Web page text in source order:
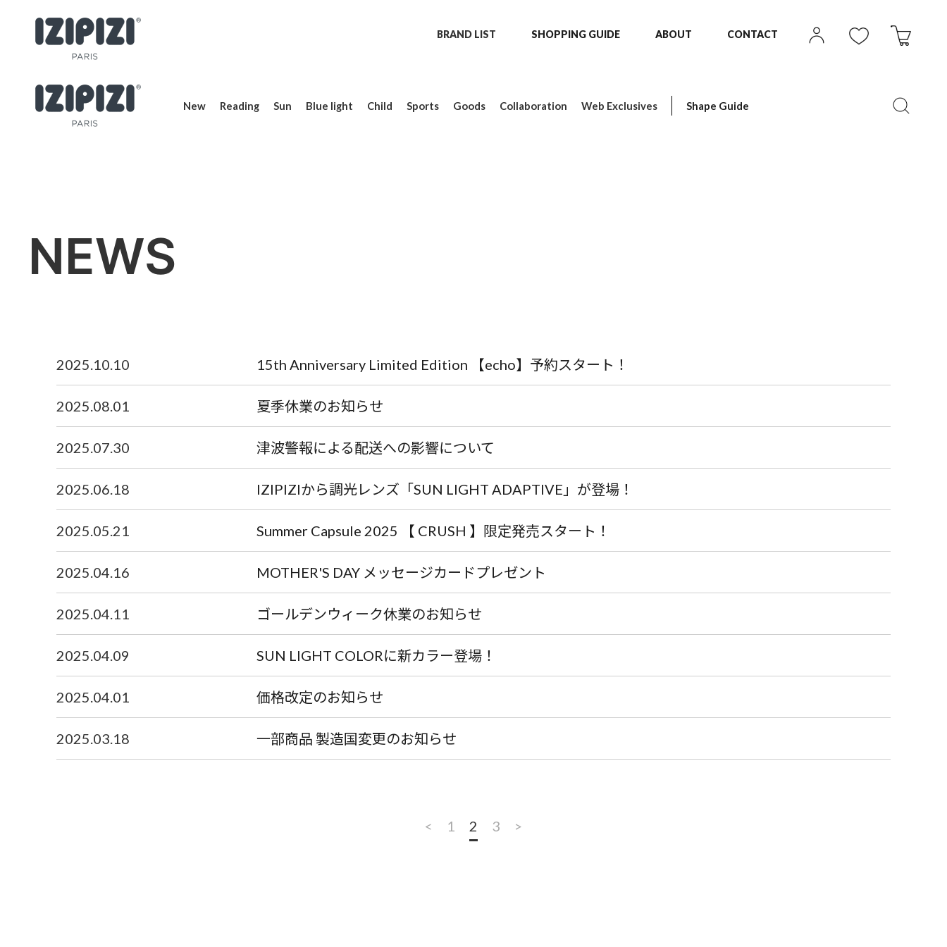
BRAND LIST SHOPPING GUIDE ABOUT CONTACT
New Reading Sun Blue light Child Sports Goods Collaboration Web Exclusives Shape Guide
NEWS
2025.10.10 15th Anniversary Limited Edition 【echo】予約スタート！
2025.08.01 夏季休業のお知らせ
2025.07.30 津波警報による配送への影響について
2025.06.18 IZIPIZIから調光レンズ「SUN LIGHT ADAPTIVE」が登場！
2025.05.21 Summer Capsule 2025 【 CRUSH 】限定発売スタート！
2025.04.16 MOTHER'S DAY メッセージカードプレゼント
2025.04.11 ゴールデンウィーク休業のお知らせ
2025.04.09 SUN LIGHT COLORに新カラー登場！
2025.04.01 価格改定のお知らせ
2025.03.18 一部商品 製造国変更のお知らせ
< 1 2 3 >